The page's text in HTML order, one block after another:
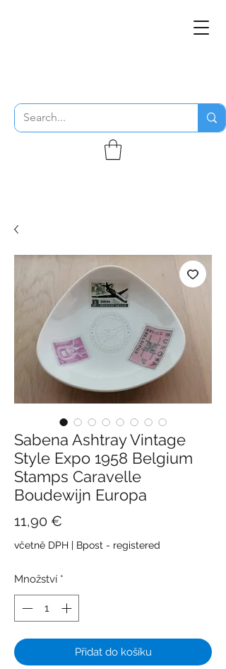
Sabena Ashtray Vintage
Style Expo 1958 Belgium
Stamps Caravelle
Boudewijn Europa
11,90 €
včetně DPH | Bpost - registered
Množství *
Přidat do košíku